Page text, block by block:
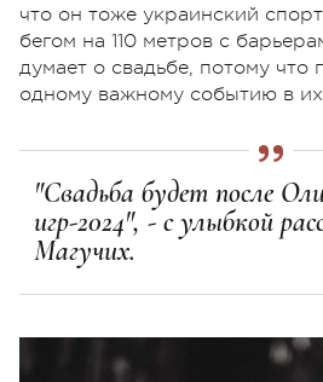
что он тоже украинский
бегом на 110 метров с
думает о свадьбе, потому что
одному важному событию в
"Свадьба будет после
игр-2024", - с улыбкой
Магучих.